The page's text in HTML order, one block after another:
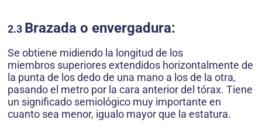
2.3 Brazada o envergadura:
Se obtiene midiendo la longitud de los
miembros superiores extendidos horizontalmente de
la punta de los dedo de una mano a los de la otra,
pasando el metro por la cara anterior del tórax. Tiene
un significado semiológico muy importante en
cuanto sea menor, igualo mayor que la estatura.